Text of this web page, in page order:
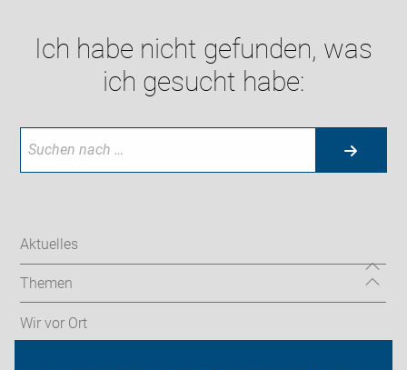
Ich habe nicht gefunden, was
ich gesucht habe:
Aktuelles
Themen
Wir vor Ort